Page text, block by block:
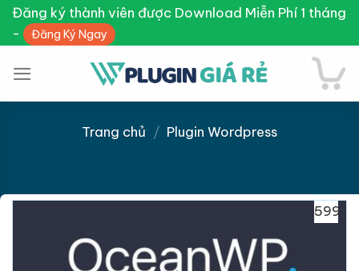
Skip
content
Đăng ký thành viên được Download Miễn Phí 1 tháng
-
Đăng Ký Ngay
Trang chủ / Plugin Wordpress
599
Giảm giá!